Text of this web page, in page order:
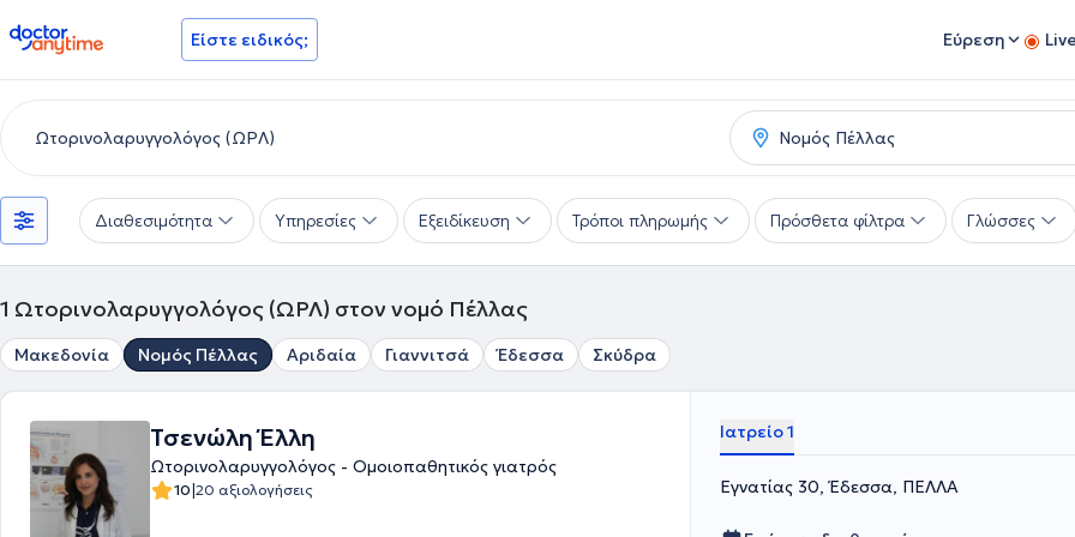
doctoranytime Είστε ειδικός; Εύρεση
Διαθεσιμότητα Υπηρεσίες Εξειδίκευση Τρόποι πληρωμής Πρόσθετα φίλτρα Γλώσσες
1 Ωτορινολαρυγγολόγος (ΩΡΛ) στον νομό Πέλλας
Μακεδονία Νομός Πέλλας Αριδαία Γιαννιτσά Έδεσσα Σκύδρα
Τσενώλη Έλλη
Ωτορινολαρυγγολόγος - Ομοιοπαθητικός γιατρός
10|20 αξιολογήσεις
Ιατρείο 1
Εγνατίας 30, Έδεσσα, ΠΕΛΛΑ